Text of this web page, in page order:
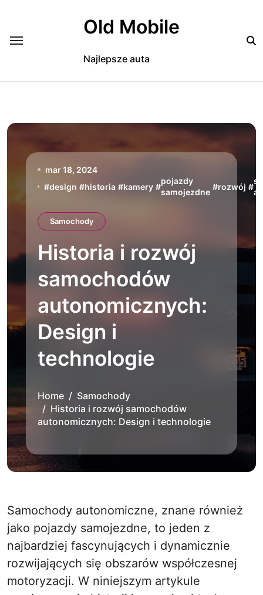
Old Mobile
Najlepsze auta
mar 18, 2024
#design #historia #kamery #
pojazdy
samojezdne
#rozwój #
Samochody
Historia i rozwój
samochodów
autonomicznych:
Design i
technologie
Home
Samochody
Historia i rozwój samochodów
autonomicznych: Design i technologie
Samochody autonomiczne, znane również
jako pojazdy samojezdne, to jeden z
najbardziej fascynujących i dynamicznie
rozwijających się obszarów współczesnej
motoryzacji. W niniejszym artykule